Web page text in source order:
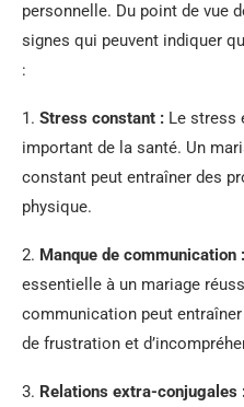
personnelle. Du point de vue
signes qui peuvent indiquer
:
1. Stress constant : Le stress
important de la santé. Un
constant peut entraîner des
physique.
2. Manque de communication :
essentielle à un mariage
communication peut
de frustration et
3. Relations extra-conjugales